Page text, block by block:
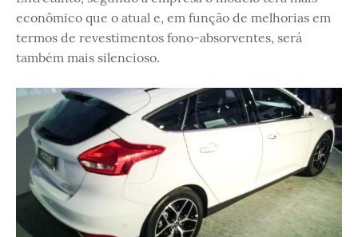
econômico que o atual e, em função de melhorias em
termos de revestimentos fono-absorventes, será
também mais silencioso.